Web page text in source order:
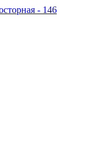
- 146